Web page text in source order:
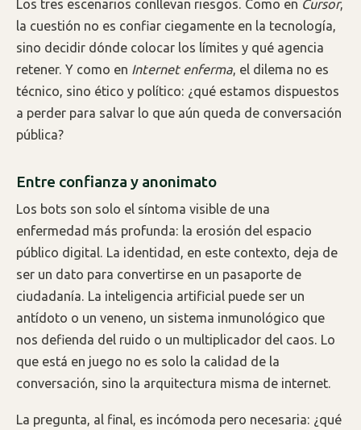
Los tres escenarios conllevan riesgos. Como en Cursor,
la cuestión no es confiar ciegamente en la tecnología,
sino decidir dónde colocar los límites y qué agencia
retener. Y como en Internet enferma , el dilema no es
técnico, sino ético y político: ¿qué estamos dispuestos
a perder para salvar lo que aún queda de conversación
pública?
Entre confianza y anonimato
Los bots son solo el síntoma visible de una
enfermedad más profunda: la erosión del espacio
público digital. La identidad, en este contexto, deja de
ser un dato para convertirse en un pasaporte de
ciudadanía. La inteligencia artificial puede ser un
antídoto o un veneno, un sistema inmunológico que
nos defienda del ruido o un multiplicador del caos. Lo
que está en juego no es solo la calidad de la
conversación, sino la arquitectura misma de internet.
La pregunta, al final, es incómoda pero necesaria: ¿qué